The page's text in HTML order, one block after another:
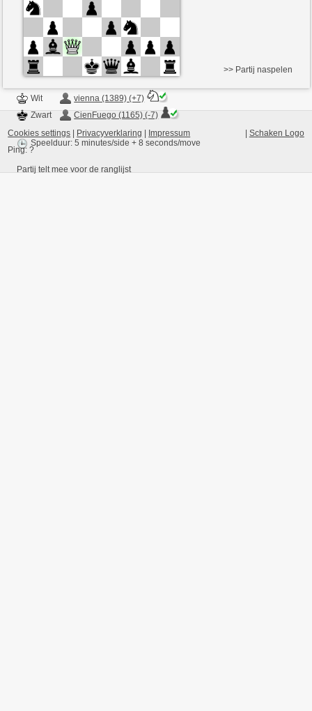
Wit
vienna (1389) (+7)
Zwart
CienFuego (1165) (-7)
Speelduur: 5 minutes/side + 8 seconds/move
Partij telt mee voor de ranglijst
>> Partij naspelen
Schaken Logo
Cookies settings Privacyverklaring
Impressum
Ping:?